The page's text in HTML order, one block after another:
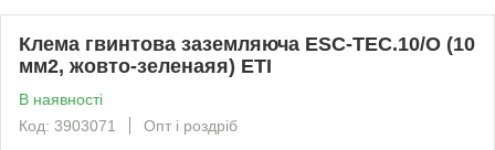
Клема гвинтова заземляюча ESC-TEC.10/O (10
мм2, жовто-зеленаяя) ETI
В наявності
Код: 3903071
Опт і роздріб